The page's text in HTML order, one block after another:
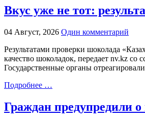
Вкус уже не тот:
04 Август, 2026 Один комментарий
Результатами проверки шоколада
качество шоколадок, передает nv.kz
Государственные органы
Подробнее …
Граждан предупредили о